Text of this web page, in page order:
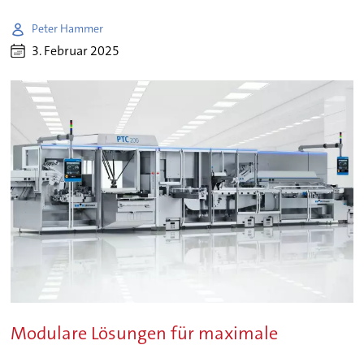
Peter Hammer
3. Februar 2025
Modulare Lösungen für maximale